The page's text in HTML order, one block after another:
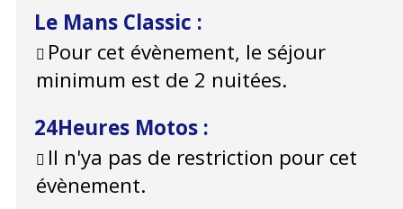
Le Mans Classic :
Pour cet évènement, le séjour
minimum est de 2 nuitées.
24Heures Motos :
Il n'ya pas de restriction pour cet
évènement.